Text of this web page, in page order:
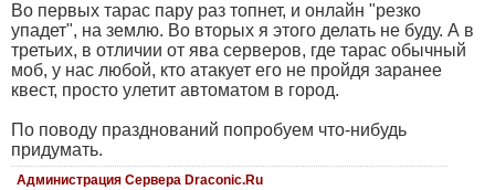
Во первых тарас пару раз топнет, и онлайн "резко
упадет", на землю. Во вторых я этого делать не буду. А в
третьих, в отличии от ява серверов, где тарас обычный
моб, у нас любой, кто атакует его не пройдя заранее
квест, просто улетит автоматом в город.
По поводу празднований попробуем что-нибудь
придумать.
Администрация Сервера Draconic.Ru